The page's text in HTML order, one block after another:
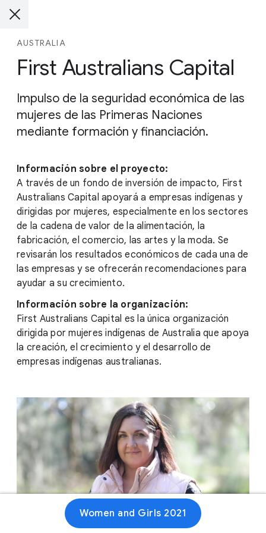
AUSTRALIA
First Australians Capital
Impulso de la seguridad económica de las
mujeres de las Primeras Naciones
mediante formación y financiación.
Información sobre el proyecto:
A través de un fondo de inversión de impacto, First
Australians Capital apoyará a empresas indígenas y
dirigidas por mujeres, especialmente en los sectores
de la cadena de valor de la alimentación, la
fabricación, el comercio, las artes y la moda. Se
revisarán los resultados económicos de cada una de
las empresas y se ofrecerán recomendaciones para
ayudar a su crecimiento.
Información sobre la organización:
First Australians Capital es la única organización
dirigida por mujeres indígenas de Australia que apoya
la creación, el crecimiento y el desarrollo de
empresas indígenas australianas.
Women and Girls 2021